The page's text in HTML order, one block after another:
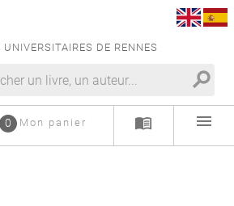
UNIVERSITAIRES DE RENNES
search
Mon panier
0 menu_book menu